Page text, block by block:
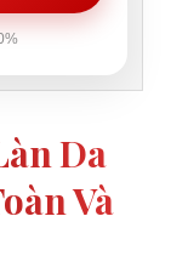
Da
Và